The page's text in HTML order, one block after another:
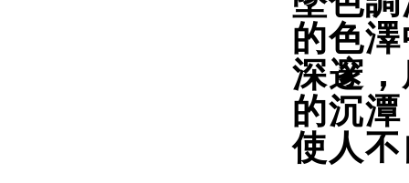
的色
深邃
的沉
使人